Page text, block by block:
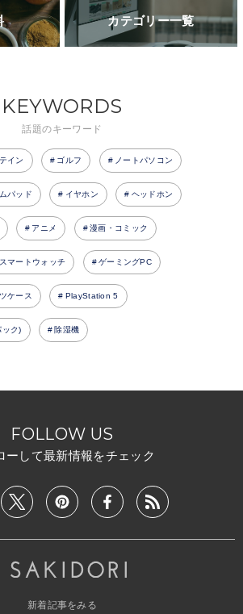
カテゴリー一覧
KEYWORDS
話題のキーワード
イン ゴルフ ノートパソコン
パッド イヤホン ヘッドホン
アニメ 漫画・コミック
スマートウォッチ ゲーミングPC
ケース PlayStation 5
ック) 除湿機
FOLLOW US
ーして最新情報をチェック
新着記事をみる